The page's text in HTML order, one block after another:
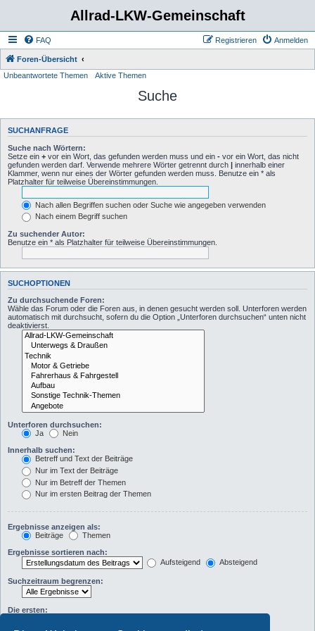
Allrad-LKW-Gemeinschaft
FAQ Anmelden
Registrieren
Foren-Übersicht
Unbeantwortete Themen
Aktive Themen
Suche
SUCHANFRAGE
Suche nach Wörtern:
Setze ein + vor ein Wort, das gefunden werden muss und ein - vor ein Wort, das nicht
gefunden werden darf. Verwende mehrere Wörter getrennt durch | innerhalb einer
Klammer, wenn nur eines der Wörter gefunden werden muss. Benutze ein * als
Platzhalter für teilweise Übereinstimmungen.
Nach allen Begriffen suchen oder Suche wie angegeben verwenden
Nach einem Begriff suchen
Zu suchender Autor:
Benutze ein * als Platzhalter für teilweise Übereinstimmungen.
SUCHOPTIONEN
Zu durchsuchende Foren:
Wähle das Forum oder die Foren aus, in denen gesucht werden soll. Unterforen werden
automatisch mit durchsucht, sofern du die Option „Unterforen durchsuchen“ unten nicht
deaktivierst.
Unterforen durchsuchen:
Ja
Nein
Innerhalb suchen:
Betreff und Text der Beiträge
Nur im Text der Beiträge
Nur im Betreff der Themen
Nur im ersten Beitrag der Themen
Ergebnisse anzeigen als:
Beiträge
Themen
Ergebnisse sortieren nach:
Aufsteigend
Absteigend
Suchzeitraum begrenzen:
Die ersten: